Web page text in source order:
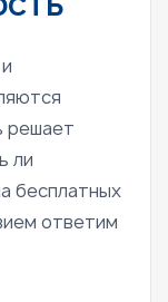
решает
ли
бесплатных
ответим